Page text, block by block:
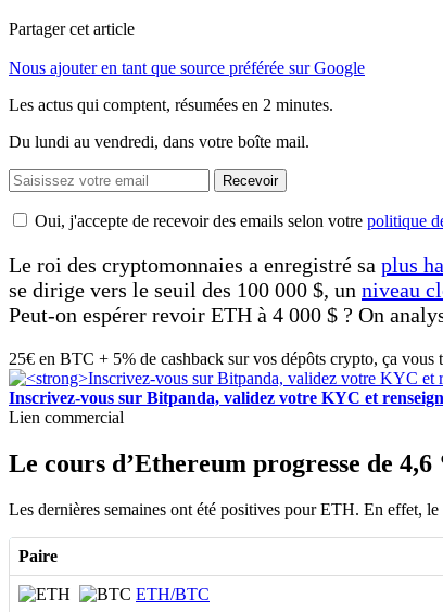
Partager cet article
Nous ajouter en tant que source préférée sur Google
Les actus qui comptent, résumées en 2 minutes.
Du lundi au vendredi, dans votre boîte mail.
Recevoir
Oui, j'accepte de recevoir des emails selon votre politique
Le roi des cryptomonnaies a enregistré sa plus
se dirige vers le seuil des 100 000 $, un niveau
Peut-on espérer revoir ETH à 4 000 $ ? On
25€ en BTC + 5% de cashback sur vos dépôts crypto, ça
Inscrivez-vous sur Bitpanda, validez votre KYC et
Lien commercial
Le cours d’Ethereum progresse de
Les dernières semaines ont été positives pour ETH. En effet, le
Paire
ETH/BTC